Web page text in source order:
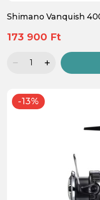
Shimano Vanquish
173 900 Ft
-13%